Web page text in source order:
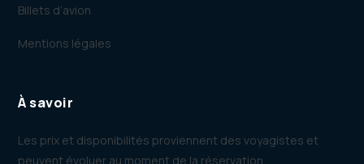
Billets d’avion
Mentions légales
À savoir
Les prix et disponibilités proviennent des voyagistes et
peuvent évoluer au moment de la réservation.